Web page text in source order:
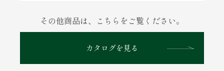
その他商品は、こちらをご覧ください。
カタログを見る